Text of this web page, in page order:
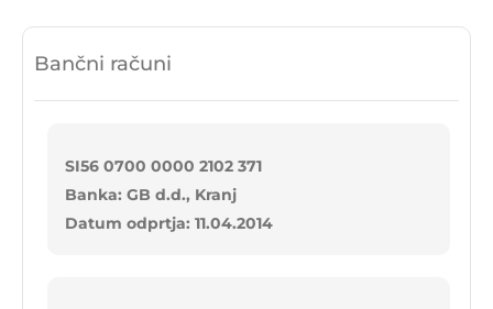
Bančni računi
SI56 0700 0000 2102 371
Banka: GB d.d., Kranj
Datum odprtja: 11.04.2014